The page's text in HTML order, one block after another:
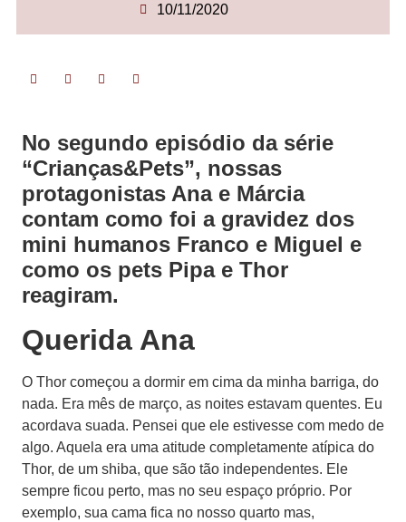
10/11/2020
No segundo episódio da série
“Crianças&Pets”, nossas
protagonistas Ana e Márcia
contam como foi a gravidez dos
mini humanos Franco e Miguel e
como os pets Pipa e Thor
reagiram.
Querida Ana
O Thor começou a dormir em cima da minha barriga, do
nada. Era mês de março, as noites estavam quentes. Eu
acordava suada. Pensei que ele estivesse com medo de
algo. Aquela era uma atitude completamente atípica do
Thor, de um shiba, que são tão independentes. Ele
sempre ficou perto, mas no seu espaço próprio. Por
exemplo, sua cama fica no nosso quarto mas,